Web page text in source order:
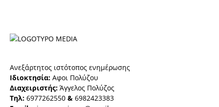
Ανεξάρτητος ιστότοπος ενημέρωσης
Ιδιοκτησία: Αφοι Πολύζου
Διαχειριστής: Άγγελος Πολύζος
Τηλ: 6977262550 & 6982423383